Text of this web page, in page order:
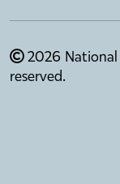
2026 National
reserved.